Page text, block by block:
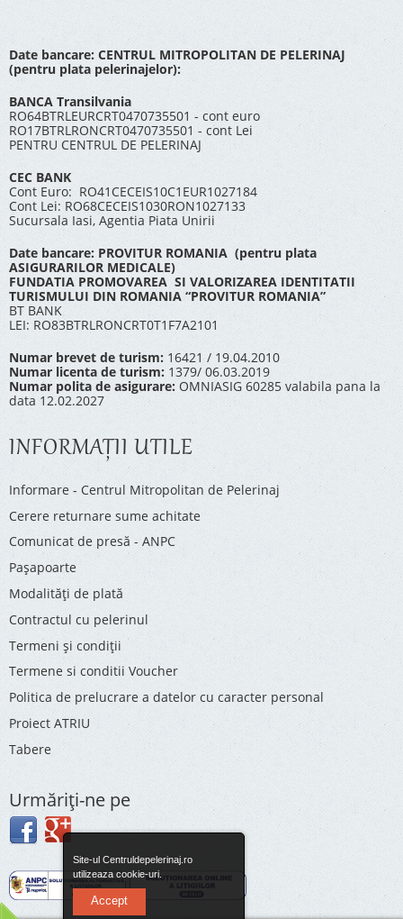
Site-ul Centruldepelerinaj.ro
utilizeaza cookie-uri.
Accept
Date bancare: CENTRUL MITROPOLITAN DE PELERINAJ
(pentru plata pelerinajelor):
BANCA Transilvania
RO64BTRLEURCRT0470735501 - cont euro
RO17BTRLRONCRT0470735501 - cont Lei
PENTRU CENTRUL DE PELERINAJ
CEC BANK
Cont Euro: RO41CECEIS10C1EUR1027184
Cont Lei: RO68CECEIS1030RON1027133
Sucursala Iasi, Agentia Piata Unirii
Date bancare: PROVITUR ROMANIA (pentru plata
ASIGURARILOR MEDICALE)
FUNDATIA PROMOVAREA SI VALORIZAREA IDENTITATII
TURISMULUI DIN ROMANIA “PROVITUR ROMANIA”
BT BANK
LEI: RO83BTRLRONCRT0T1F7A2101
Numar brevet de turism: 16421 / 19.04.2010
Numar licenta de turism: 1379/ 06.03.2019
Numar polita de asigurare: OMNIASIG 60285 valabila pana la
data 12.02.2027
INFORMAŢII UTILE
Informare - Centrul Mitropolitan de Pelerinaj
Cerere returnare sume achitate
Comunicat de presă - ANPC
Pașapoarte
Modalități de plată
Contractul cu pelerinul
Termeni și condiții
Termene si conditii Voucher
Politica de prelucrare a datelor cu caracter personal
Proiect ATRIU
Tabere
Urmăriţi-ne pe